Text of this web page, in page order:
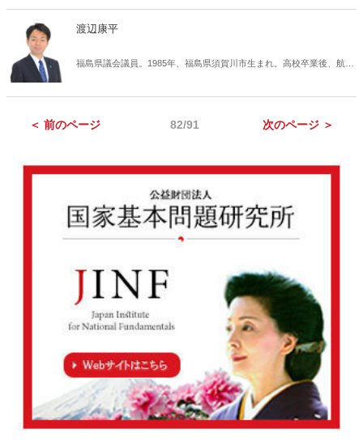
渡辺康平
福島県議会議員。1985年、福島県須賀川市生まれ。高校卒業後、航空
＜ 前のページ 82/91 次のページ ＞